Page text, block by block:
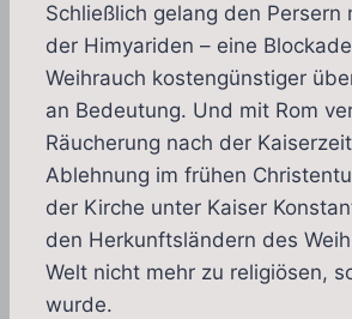
Schließlich gelang den
der Himyariden – eine
Weihrauch kostengünstiger
an Bedeutung. Und mit Rom
Räucherung nach der
Ablehnung im frühen
der Kirche unter Kaiser
den Herkunftsländern des
Welt nicht mehr zu religiösen,
wurde.